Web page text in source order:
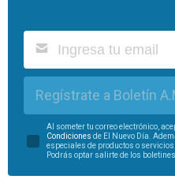
Regístrate a Boletín
Al someter tu correo electrónico,
Condiciones de El Nuevo Día.
especiales de productos o
Podrás optar salirte de los